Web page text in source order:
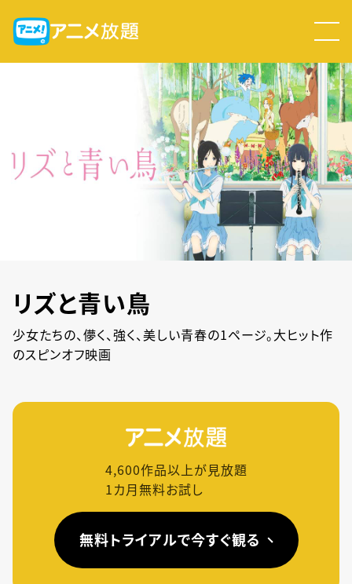
リズと青い鳥
少女たちの、儚く、強く、美しい青春の1ページ。大ヒット作
のスピンオフ映画
4,600作品以上が見放題
1カ月無料お試し
無料トライアルで今すぐ観る